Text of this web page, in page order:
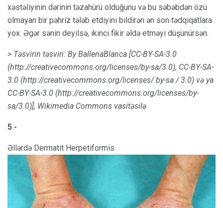
xəstəliyinin dərinin təzahürü olduğunu və bu səbəbdən özü
olmayan bir pəhriz tələb etdiyini bildirən ən son tədqiqatlara
yox. Əgər sənin deyilsə, ikinci fikir əldə etməyi düşünürsən.
> Təsvirin təsviri: By BallenaBlanca [CC-BY-SA-3.0
(http://creativecommons.org/licenses/by-sa/3.0), CC-BY-SA-
3.0 (http://creativecommons.org/licenses/ by-sa / 3.0) və ya
CC-BY-SA-3.0 (http://creativecommons.org/licenses/by-
sa/3.0)], Wikimedia Commons vasitəsilə
5 -
Əllərdə Dermatit Herpetiformis